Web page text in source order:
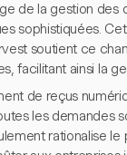
de la gestion des
sophistiquées.
soutient ce
facilitant ainsi la
de reçus
les demandes
rationalise